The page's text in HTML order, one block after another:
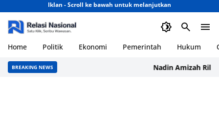
Iklan - Scroll ke bawah untuk melanjutkan
Home Politik Ekonomi Pemerintah Hukum
BREAKING NEWS Nadin Amizah Rilis